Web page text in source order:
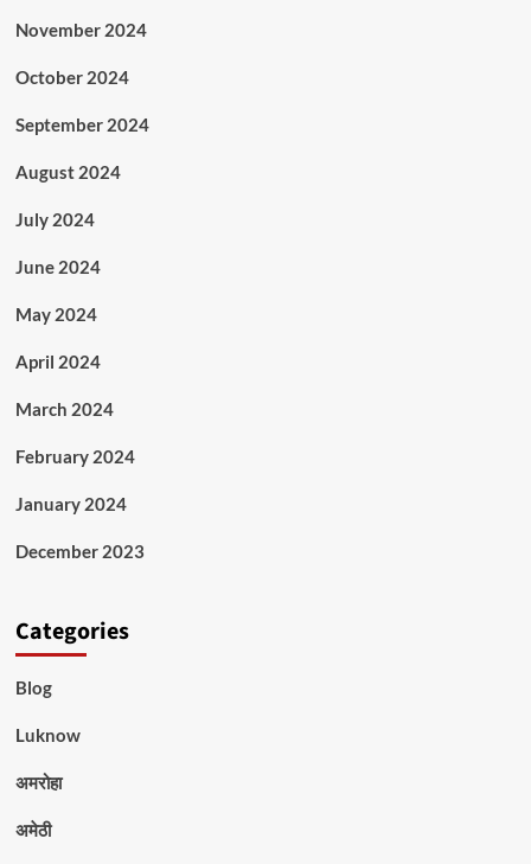
November 2024
October 2024
September 2024
August 2024
July 2024
June 2024
May 2024
April 2024
March 2024
February 2024
January 2024
December 2023
Categories
Blog
Luknow
अमरोहा
अमेठी